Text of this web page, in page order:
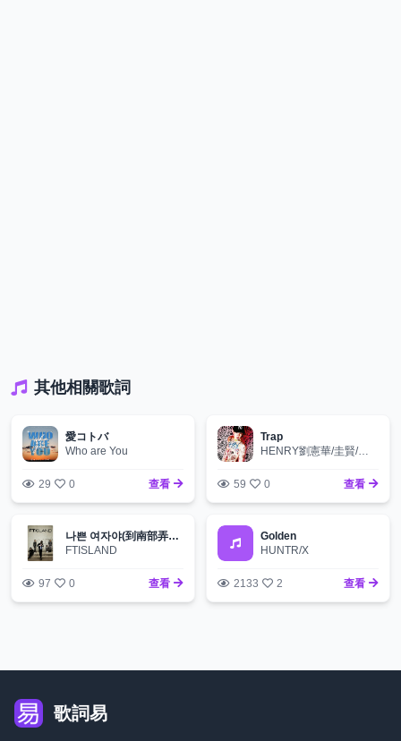
其他相關歌詞
愛コトバ
Who are You
29 0 查看
Trap
HENRY劉憲華/圭賢/泰民
59 0 查看
나쁜 여자야(到南部弄假牙)
FTISLAND
97 0 查看
Golden
HUNTR/X
2133 2 查看
歌詞易